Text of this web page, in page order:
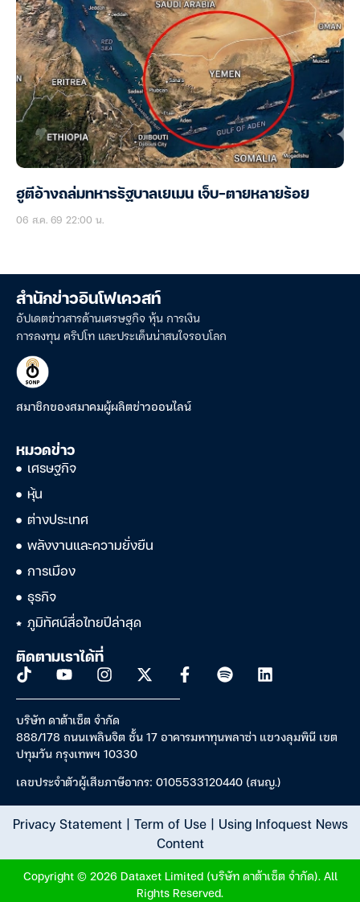
ฮูตีอ้างถล่มทหารรัฐบาลเยเมน เจ็บ-ตายหลายร้อย
06 ส.ค. 69 22:00 น.
สำนักข่าวอินโฟเควสท์
อัปเดตข่าวสารด้านเศรษฐกิจ หุ้น การเงิน
การลงทุน คริปโท และประเด็นน่าสนใจรอบโลก
สมาชิกของสมาคมผู้ผลิตข่าวออนไลน์
หมวดข่าว
เศรษฐกิจ
หุ้น
ต่างประเทศ
พลังงานและความยั่งยืน
การเมือง
ธุรกิจ
ภูมิทัศน์สื่อไทยปีล่าสุด
ติดตามเราได้ที่
บริษัท ดาต้าเซ็ต จำกัด
888/178 ถนนเพลินจิต ชั้น 17 อาคารมหาทุนพลาซ่า แขวงลุมพินี เขต
ปทุมวัน กรุงเทพฯ 10330
เลขประจำตัวผู้เสียภาษีอากร: 0105533120440 (สนญ.)
Privacy Statement| Term of Use| Using Infoquest News
Content
Copyright © 2026 Dataxet Limited (บริษัท ดาต้าเซ็ต จำกัด). All
Rights Reserved.